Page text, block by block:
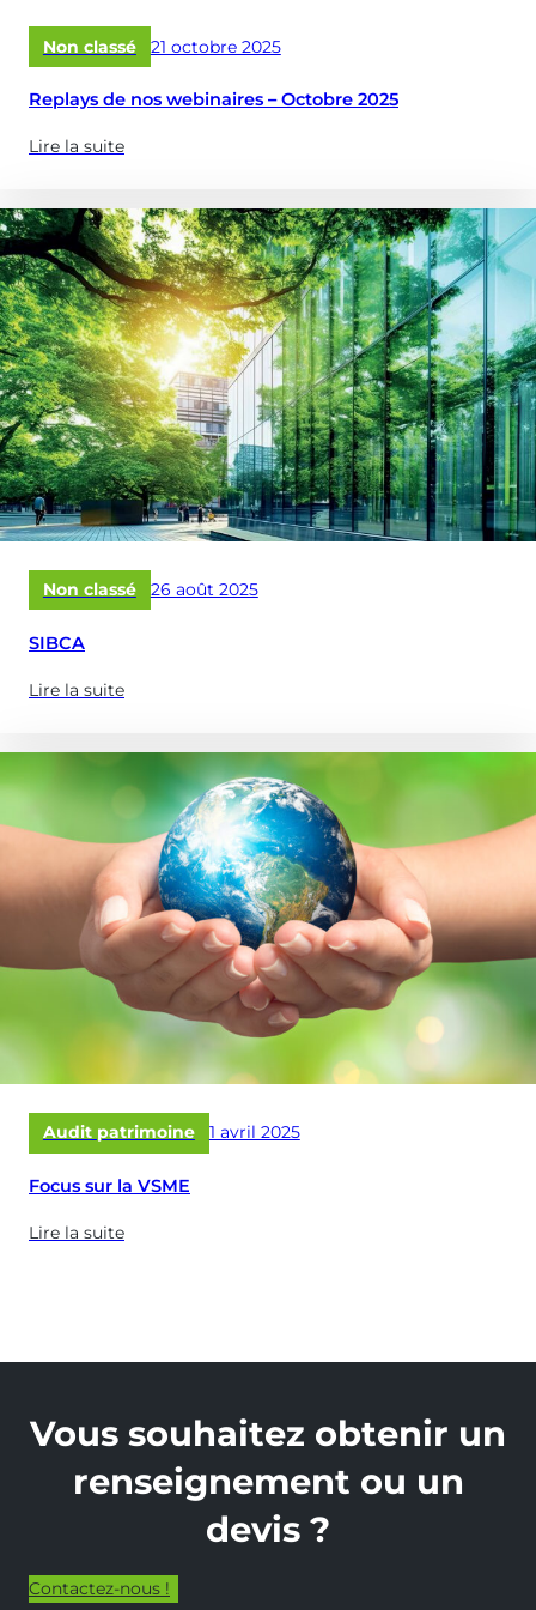
réservoirs
d’eau
?)
Non classé
Publié
le
21 octobre 2025
Replays de nos webinaires – Octobre 2025
Lire la suite
(à
de
:
Replays
de
nos
webinaires
–
Octobre
2025)
Non classé
Publié
le
26 août 2025
SIBCA
Lire la suite
(à
de
:
Audit patrimoine
Publié
le
1 avril 2025
Focus sur la VSME
Lire la suite
(à
VSME)
Vous souhaitez obtenir un
renseignement ou un
devis ?
Contactez-nous !